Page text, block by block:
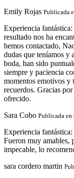
Emily Rojas Publicada
Experiencia fantástica:
resultado nos ha
hemos contactado,
dudas que teníamos y
boda, han sido
siempre y paciencia
momentos emotivos y
recuerdos. Gracias
ofrecido.
Sara Cobo Publicada en
Experiencia fantástica:
Fueron muy amables,
impecable, lo
sara cordero martin